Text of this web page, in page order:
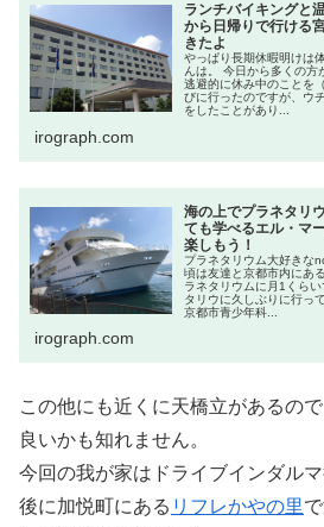
ランチバイキングと
から日帰りで行ける
きたよ
やっぱり長期休暇明けは
んは。 今日から多くの方
逃避的に休み中のことを
びに行ったのですが、ウ
をしたことがあり...
irograph.com
海の上でプラネタリ
ても学べるエル・マ
楽しもう！
プラネタリウム大好きな
頃は友達と京都市内にあ
ラネタリウムに月1くら
タリウに久しぶりに行っ
京都市青少年科...
irograph.com
この他にも近くに天橋立があるの
良いかも知れません。
今回の我が家はドライブインダル
後に加悦町にある リフレかやの里